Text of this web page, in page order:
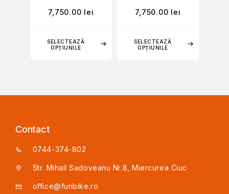
SELECTEAZĂ
OPȚIUNILE
7,750.00 lei
SELECTEAZĂ
OPȚIUNILE
7,750.00 lei
Contact
0744-374-802
Str. Mihail Sadoveanu Nr.8, Miercurea Ciuc
office@funbike.ro